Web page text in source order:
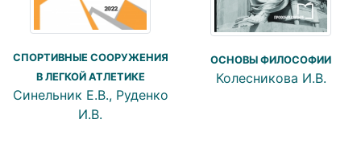
СПОРТИВНЫЕ СООРУЖЕНИЯ
В ЛЕГКОЙ АТЛЕТИКЕ
Синельник Е.В., Руденко
И.В.
ОСНОВЫ ФИЛОСОФИИ
Колесникова И.В.